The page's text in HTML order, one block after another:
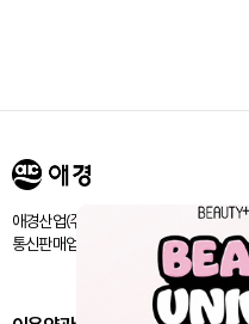
애경산업㈜ 서울시 마포구 양화로
통신판매업신고번호 : 제 2018-서울마